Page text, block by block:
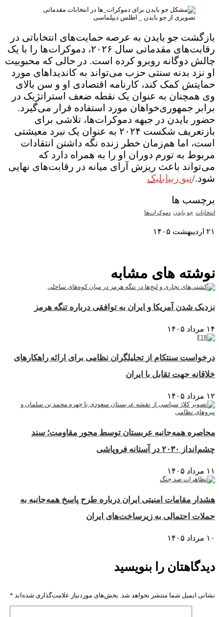
تصویری از جو بایدن _ اطلس دیپلماسی
بازگشت جو بایدن به عرصه حمایت‌های انتخاباتی در
رقابت‌های مقدماتی سال ۲۰۲۶، دموکرات‌ها را با یک
چالش دوگانه روبرو کرده است. در حالی که محبوبیت
او نزد بدنه سنتی حزب می‌تواند به کاندیداهای مورد
حمایتش کمک کند، کارنامه اقتصادی او و سن بالای
وی همچنان به عنوان یک نقطه ضعف استراتژیک در
برابر جمهوری‌خواهان مورد استفاده قرار می‌گیرد.
حضور بایدن در جبهه دموکرات‌ها، تلاشی برای
بازتعریف شکست ۲۰۲۴ به عنوان یک نبرد معیشتی
است، اما هم‌زمان خطر زنده نگه داشتن انتقادات
مربوط به تورم دوران او را به همراه دارد که
می‌تواند باعث ریزش آرای میانه در رقابت‌های نهایی
شود./نیو ریپابلیک
برچسب ها
انتخابات جو بایدن دموکرات‌ها
۲۱ اردیبهشت ۱۴۰۵
نوشته های مشابه
نزدیک شدن آمریکا و ایران به توافقی درباره تنگه هرمز
۱۴ مرداد ۱۴۰۵
درخواست سنتکام از تحلیلگران نظامی برای ارائه راهکارهای
خلاقانه جهت تقابل با ایران
۱۲ مرداد ۱۴۰۵
محاصره همه‌جانبه عربستان توسط محور مقاومت؛ سند
چشم‌انداز ۲۰۳۰ در آستانه فروپاشی
۱۱ مرداد ۱۴۰۵
هشدار مقامات امنیتی ایران درباره طرح پاسخ همه‌جانبه به
حملات احتمالی به زیرساخت‌های ایران
۱۰ مرداد ۱۴۰۵
دیدگاهتان را بنویسید
نشانی ایمیل شما منتشر نخواهد شد. بخش‌های موردنیاز علامت‌گذاری شده‌اند *